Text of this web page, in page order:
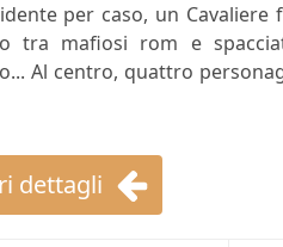
per caso, un Cavaliere
tra mafiosi rom e
Al centro, quattro
dettagli